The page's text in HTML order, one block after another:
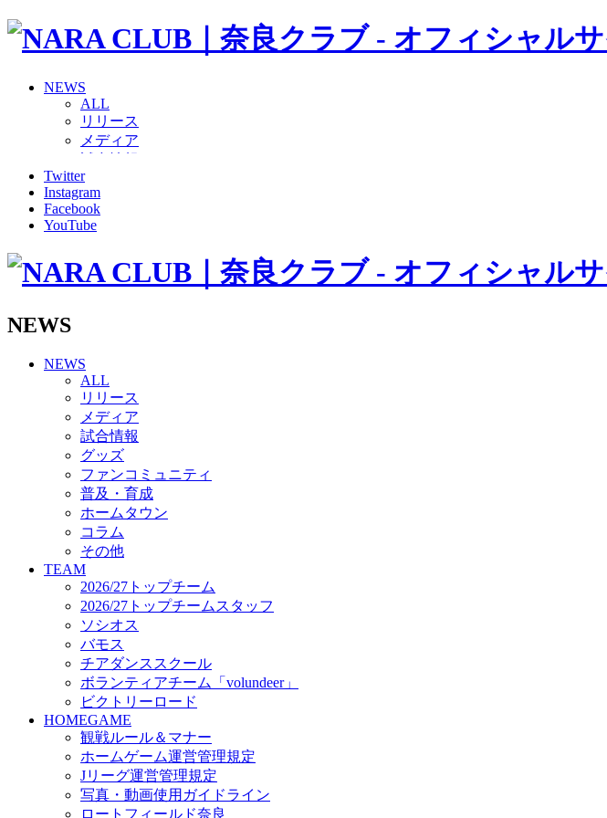
NEWS
ALL
リリース
メディア
グッズ
ファンコミュニティ
普及・育成
ホームタウン
その他
バモス
チアダンススクール
ボランティアチーム「volundeer」
ビクトリーロード
HOMEGAME
観戦ルール＆マナー
ホームゲーム運営管理規定
Jリーグ運営管理規定
写真・動画使用ガイドライン
ロートフィールド奈良
SCHEDULE
2026/27
練習見学時のファンサービスについて
TICKET
奈良クラブ明治安田J3リーグ2026/27シーズン試合観戦チケット
奈良クラブ明治安田Ｊ3リーグ 2026/27シーズン「鹿パス」
観戦ルール＆マナー
FANCOMMUNITY
2026/27ファンコミュニティ
サポートショップ
GOODS
オフィシャルストア（実店舗）
オンラインストア
ACADEMY
アカデミーについて
Twitter
Instagram
Facebook
YouTube
NEWS
NEWS
ALL
リリース
メディア
試合情報
グッズ
ファンコミュニティ
普及・育成
ホームタウン
コラム
その他
TEAM
2026/27トップチーム
2026/27トップチームスタッフ
ソシオス
バモス
チアダンススクール
ボランティアチーム「volundeer」
ビクトリーロード
HOMEGAME
観戦ルール＆マナー
ホームゲーム運営管理規定
Jリーグ運営管理規定
写真・動画使用ガイドライン
ロートフィールド奈良